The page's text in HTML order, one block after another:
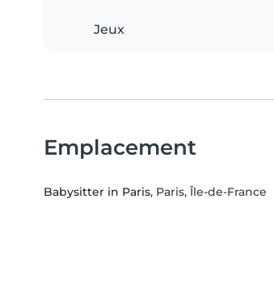
Jeux
Emplacement
Babysitter in Paris, Paris, Île-de-France